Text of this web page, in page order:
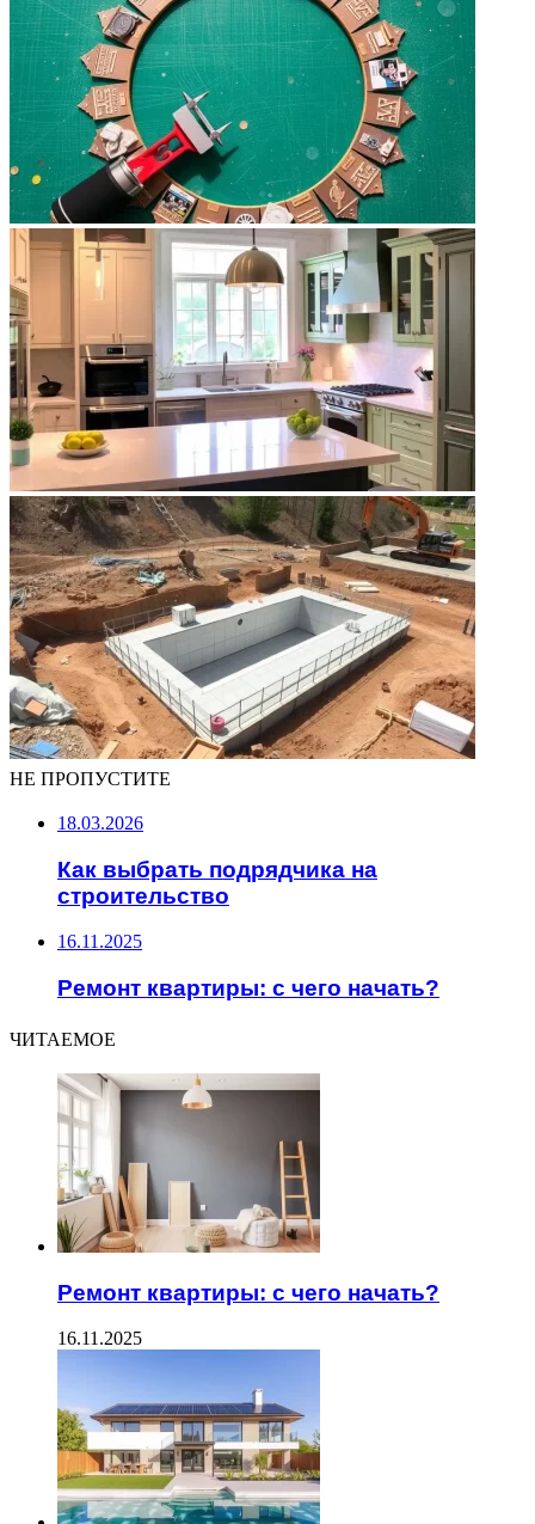
НЕ ПРОПУСТИТЕ
18.03.2026
Как выбрать подрядчика на
строительство
16.11.2025
Ремонт квартиры: с чего начать?
ЧИТАЕМОЕ
Ремонт квартиры: с чего начать?
16.11.2025